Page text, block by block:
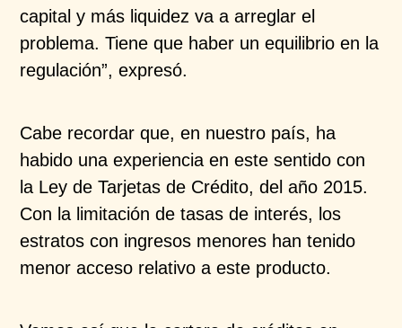
capital y más liquidez va a arreglar el
problema. Tiene que haber un equilibrio en la
regulación”, expresó.
Cabe recordar que, en nuestro país, ha
habido una experiencia en este sentido con
la Ley de Tarjetas de Crédito, del año 2015.
Con la limitación de tasas de interés, los
estratos con ingresos menores han tenido
menor acceso relativo a este producto.